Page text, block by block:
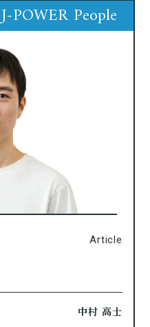
J-POWER People
Article
中村 高士